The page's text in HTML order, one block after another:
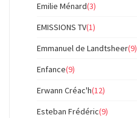
Emilie Ménard(3)
EMISSIONS TV(1)
Emmanuel de Landtsheer(9)
Enfance(9)
Erwann Créac'h(12)
Esteban Frédéric(9)